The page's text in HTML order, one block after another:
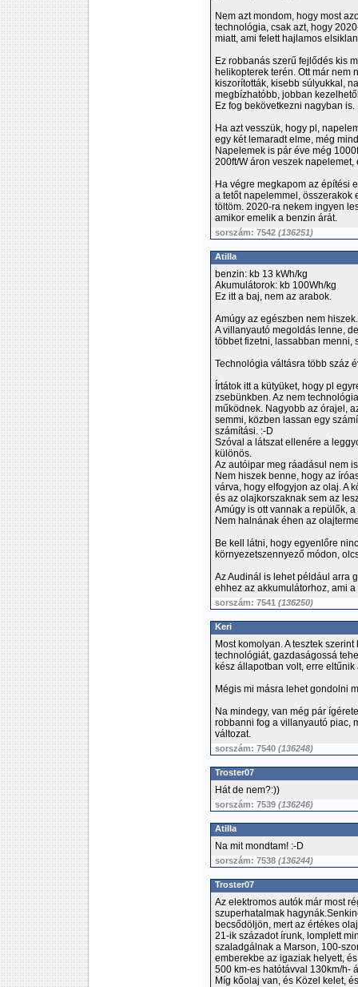
Nem azt mondom, hogy most
technológia, csak azt, hogy
miatt, ami felett hajlamos
Ez robbanás szerű fejlődés kis
helikopterek terén. Ott már nem
kiszorították, kisebb súlyukkal,
megbízhatóbb, jobban
Ez fog bekövetkezni nagyban is.
Ha azt vesszük, hogy pl,
egy két lemaradt elme, még
Napelemek is pár éve még
200ft/W áron veszek napelemet,
Ha végre megkapom az építési
a tetőt napelemmel, összerakok
töltöm. 2020-ra nekem ingyen
amikor emelik a benzin árát.
sorszám: 7542 (136251)
Atilla
benzin: kb 13 kWh/kg
Akumulátorok: kb 100Wh/kg
Ez itt a baj, nem az arabok.
Amúgy az egészben nem hiszek.
A villanyautó megoldás lenne,
többet fizetni, lassabban menni,
Technológia váltásra több száz
Írtátok itt a kütyüket, hogy pl
zsebünkben. Az nem
működnek. Nagyobb az órajel,
semmi, közben lassan egy
számítási. :-D
Szóval a látszat ellenére a
különös.
Az autóipar meg ráadásul nem
Nem hiszek benne, hogy az
várva, hogy elfogyjon az olaj. A
és az olajkorszaknak sem az
Amúgy is ott vannak a repülők,
Nem halnának éhen az
Be kell látni, hogy egyenlőre
környezetszennyező módon,
Az Audinál is lehet például arra
ehhez az akkumulátorhoz, ami
sorszám: 7541 (136250)
Keri
Most komolyan. A tesztek
technológiát, gazdaságossá
kész állapotban volt, erre
Mégis mi másra lehet gondolni
Na mindegy, van még pár
robbanni fog a villanyautó piac,
változat.
sorszám: 7540 (136248)
Troster07
Hát de nem?:))
sorszám: 7539 (136246)
Atilla
Na mit mondtam! :-D
sorszám: 7538 (136244)
Troster07
Az elektromos autók már most
szuperhatalmak
becsődöljön, mert az értékes
21-ik századot írunk, lomplett
szaladgálnak a Marson, 100-
emberekbe az igaziak helyett,
500 km-es hatótávval 130km/h-
Míg kőolaj van, és Közel kelet,